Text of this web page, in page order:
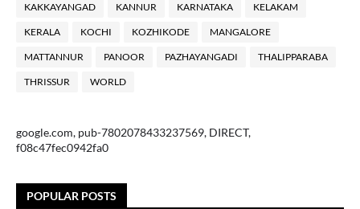
KAKKAYANGAD KANNUR KARNATAKA KELAKAM
KERALA KOCHI KOZHIKODE MANGALORE
MATTANNUR PANOOR PAZHAYANGADI THALIPPARABA
THRISSUR WORLD
google.com, pub-7802078433237569, DIRECT,
f08c47fec0942fa0
POPULAR POSTS